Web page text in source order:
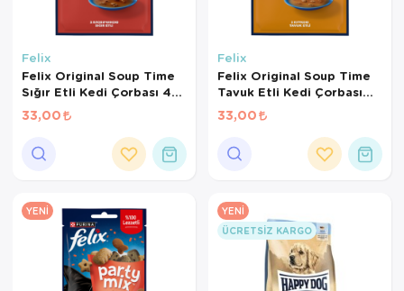
Felix
Felix Original Soup Time
Sığır Etli Kedi Çorbası 48
Gr
33,00
Felix
Felix Original Soup Time
Tavuk Etli Kedi Çorbası
48 Gr
33,00
YENI
YENI
ÜCRETSIZ KARGO